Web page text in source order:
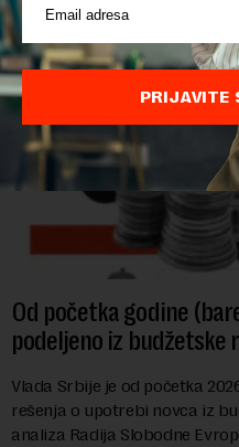
Od početka godine
podeljeno iz budžetske
Vlada Srbije je od početka
rešenja o upotrebi novca iz
analiza Radija Slobodne
PRIJAVITE